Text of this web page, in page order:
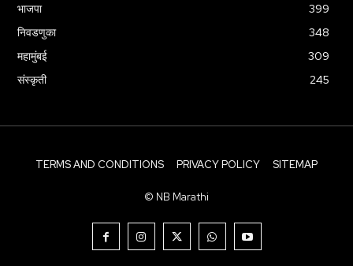
भाजपा
399
निवडणुका
348
महामुंबई
309
संस्कृती
245
TERMS AND CONDITIONS PRIVACY POLICY SITEMAP
© NB Marathi